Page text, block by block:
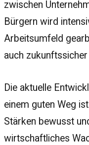
zwischen
Bürgern wird
Arbeitsumfeld
auch zukunftssicher
Die aktuelle
einem guten Weg
Stärken bewusst
wirtschaftliches